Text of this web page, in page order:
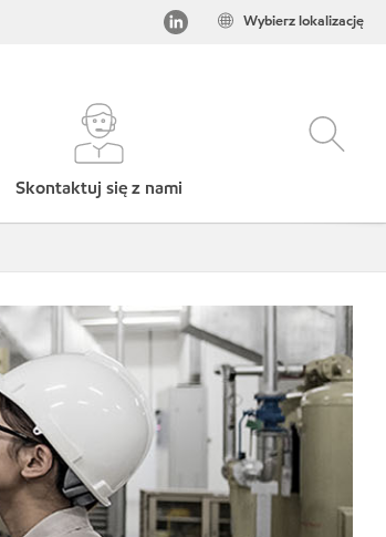
Wybierz lokalizację
Skontaktuj się z nami